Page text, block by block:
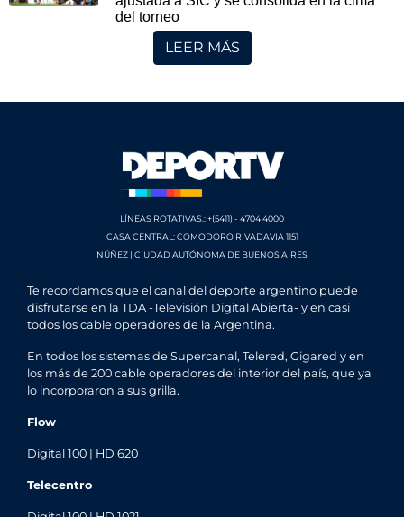
del torneo
LEER MÁS
LÍNEAS ROTATIVAS.: +(5411) - 4704 4000
CASA CENTRAL: COMODORO RIVADAVIA 1151
NÚÑEZ | CIUDAD AUTÓNOMA DE BUENOS AIRES
Te recordamos que el canal del deporte argentino puede
disfrutarse en la TDA -Televisión Digital Abierta- y en casi
todos los cable operadores de la Argentina.
En todos los sistemas de Supercanal, Telered, Gigared y en
los más de 200 cable operadores del interior del país, que ya
lo incorporaron a sus grilla.
Flow
Digital 100 | HD 620
Telecentro